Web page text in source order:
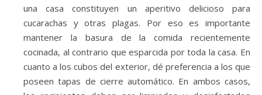
una casa constituyen un aperitivo delicioso para
cucarachas y otras plagas. Por eso es importante
mantener la basura de la comida recientemente
cocinada, al contrario que esparcida por toda la casa. En
cuanto a los cubos del exterior, dé preferencia a los que
poseen tapas de cierre automático. En ambos casos,